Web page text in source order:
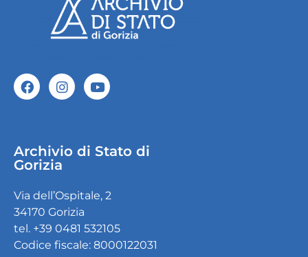
Archivio di Stato di
Gorizia
Via dell’Ospitale, 2
34170 Gorizia
tel. +39 0481 532105
Codice fiscale: 8000122031